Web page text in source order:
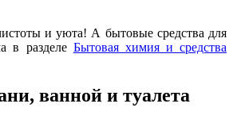
и уюта! А бытовые средства для
в разделе Бытовая химия и средства
ванной и туалета